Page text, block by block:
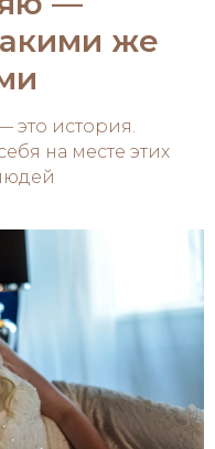
же
это история.
на месте этих